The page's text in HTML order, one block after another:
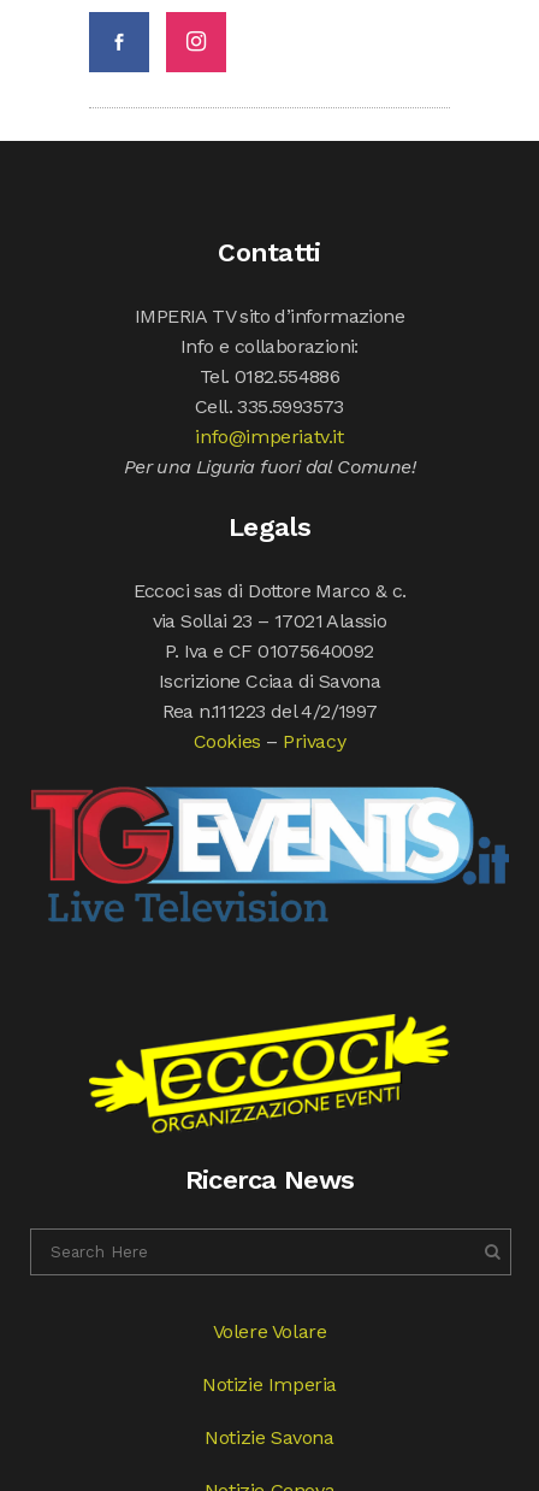
Contatti
IMPERIA TV sito d’informazione
Info e collaborazioni:
Tel. 0182.554886
Cell. 335.5993573
info@imperiatv.it
Per una Liguria fuori dal Comune!
Legals
Eccoci sas di Dottore Marco & c.
via Sollai 23 – 17021 Alassio
P. Iva e CF 01075640092
Iscrizione Cciaa di Savona
Rea n.111223 del 4/2/1997
Cookies – Privacy
Ricerca News
Volere Volare
Notizie Imperia
Notizie Savona